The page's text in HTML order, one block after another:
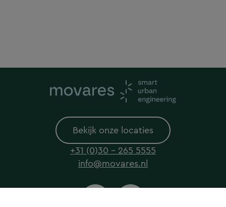
Bekijk onze locaties
+31 (0)30 - 265 5555
info@movares.nl